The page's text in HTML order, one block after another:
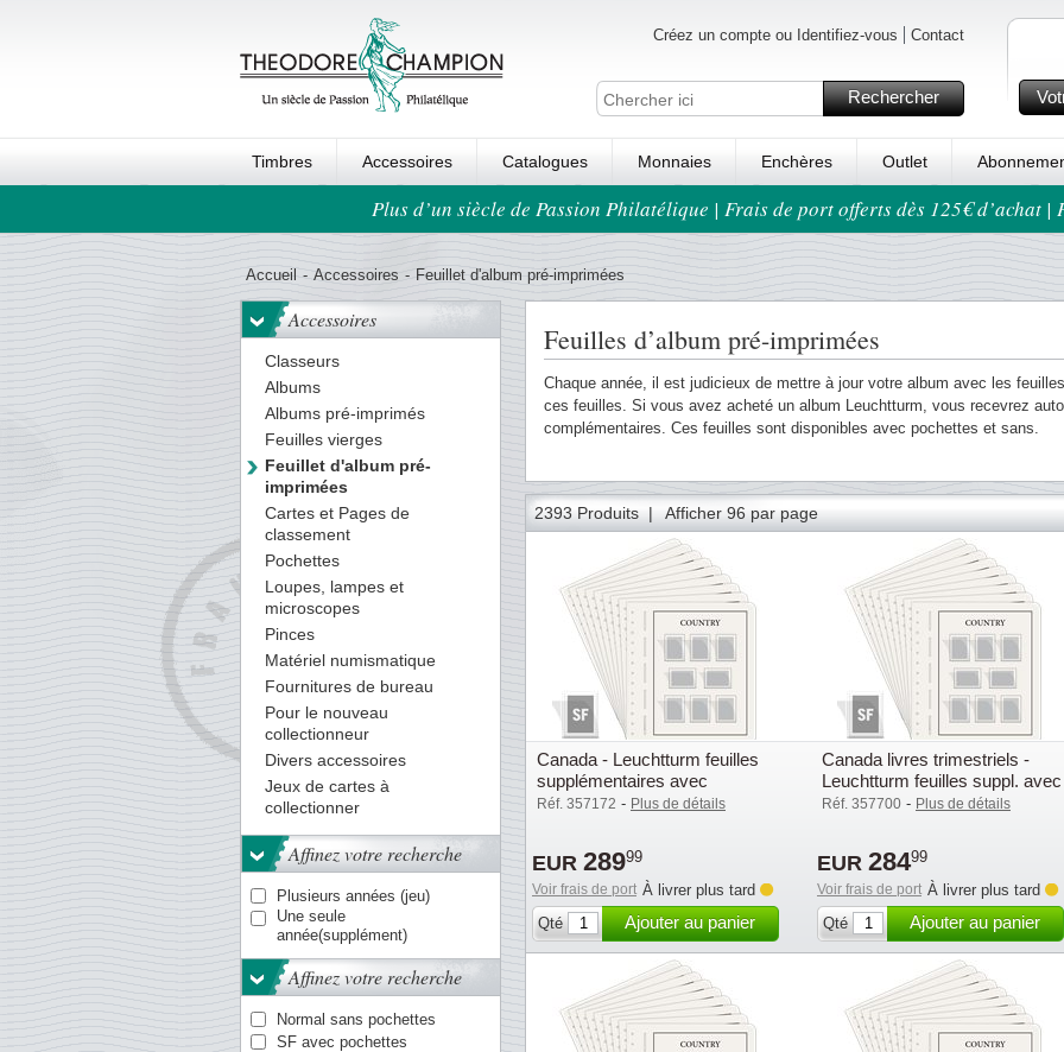
Créez un compte ou Identifiez-vous Contact
Rechercher
Timbres Accessoires Catalogues Monnaies Enchères Outlet
Ordre au panierPlus d’un siècle de Passion Philatélique | Frais de port offerts dès 125€ d’achat |
Accueil - Accessoires - Feuillet d'album pré-imprimées
Accessoires
Classeurs
Albums
Albums pré-imprimés
Feuilles vierges
Feuillet d'album pré-
imprimées
Cartes et Pages de
classement
Pochettes
Loupes, lampes et
microscopes
Pinces
Matériel numismatique
Fournitures de bureau
Pour le nouveau
collectionneur
Divers accessoires
Jeux de cartes à
collectionner
Affinez votre recherche
Plusieurs années (jeu)
Une seule
année(supplément)
Affinez votre recherche
Normal sans pochettes
SF avec pochettes
Feuilles d’album pré-imprimées
Chaque année, il est judicieux de mettre à jour votre album avec les
ces feuilles. Si vous avez acheté un album Leuchtturm, vous recevrez
complémentaires. Ces feuilles sont disponibles avec pochettes et sans.
2393 Produits | Afficher 96 par page
3 4 5 6 10 11 12 13 14 15 16
Canada - Leuchtturm feuilles
supplémentaires avec
pochettes (SF) - 2015-2019
Réf. 357172 - Plus de détails
EUR 28999
Voir frais de port À livrer plus tard
Qté
Ajouter au panier
Canada livres trimestriels -
Leuchtturm feuilles suppl. avec
pochettes (SF) - 2015-2019
Réf. 357700 - Plus de détails
EUR 28499
Voir frais de port À livrer plus tard
Qté
Ajouter au panier